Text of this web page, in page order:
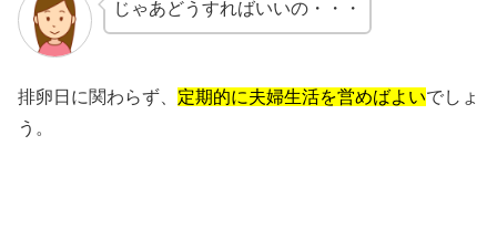
じゃあどうすればいいの・・・
排卵日に関わらず、 定期的に夫婦生活を営めばよいでしょ
う。